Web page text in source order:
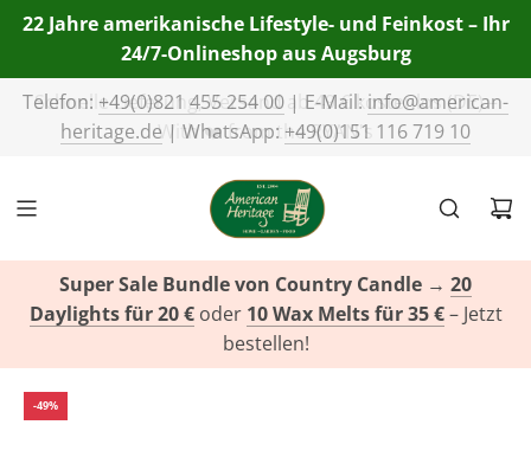
22 Jahre amerikanische Lifestyle- und Feinkost – Ihr
24/7-Onlineshop aus Augsburg
Telefon: +49(0)821 455 254 00 | E-Mail: info@american-
heritage.de | WhatsApp: +49(0)151 116 719 10
Super Sale Bundle von Country Candle → 20
Daylights für 20 €oder 10 Wax Melts für 35 €– Jetzt
bestellen!
-49%